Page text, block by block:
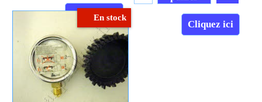
Cliquez ici
Cliquez ici
En stock